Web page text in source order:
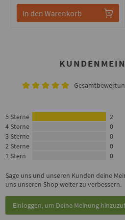
In den Warenkorb
5 Sterne
2
4 Sterne
0
3 Sterne
0
2 Sterne
0
1 Stern
0
Sage uns und unseren Kunden deine
uns unseren Shop weiter zu verbessern.
Einloggen, um Deine Meinung